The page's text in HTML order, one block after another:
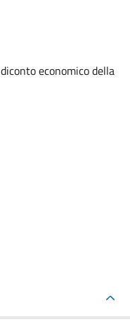
economico della